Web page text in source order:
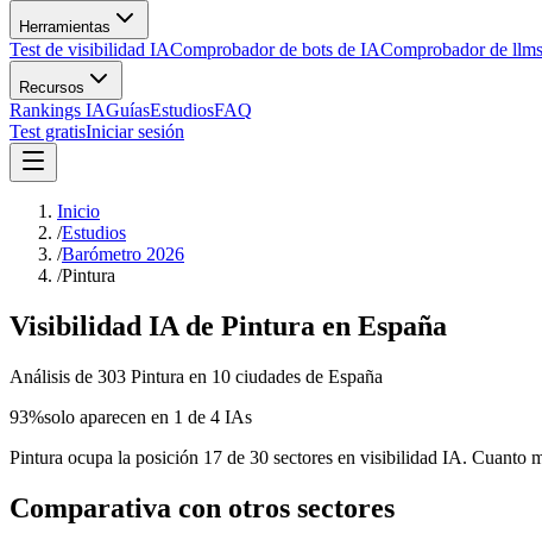
Herramientas
Test de visibilidad IAComprobador de bots de IAComprobador de
Recursos
Rankings IAGuíasEstudiosFAQ
Test gratisIniciar sesión
Inicio
/Estudios
/Barómetro 2026
/Pintura
Visibilidad IA de Pintura en España
Análisis de 303 Pintura en 10 ciudades de España
93%solo aparecen en 1 de 4 IAs
Pintura ocupa la posición 17 de 30 sectores en visibilidad IA. Cuanto
Comparativa con otros sectores